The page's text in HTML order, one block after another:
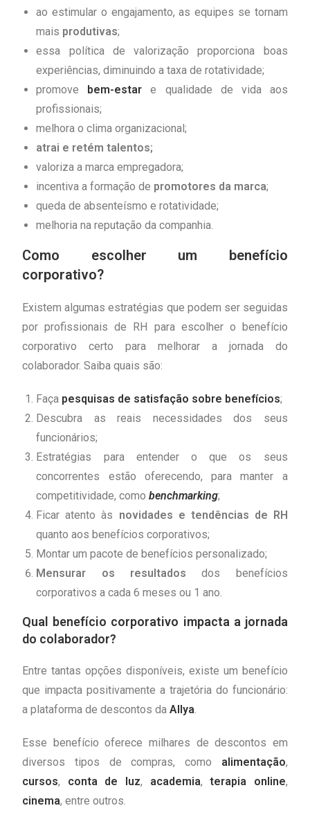
ao estimular o engajamento, as equipes se tornam
mais produtivas;
essa política de valorização proporciona boas
experiências, diminuindo a taxa de rotatividade;
promove bem-estare qualidade de vida aos
profissionais;
melhora o clima organizacional;
atrai e retém talentos;
valoriza a marca empregadora;
incentiva a formação de promotores da marca;
queda de absenteísmo e rotatividade;
melhoria na reputação da companhia.
Como escolher um benefício
corporativo?
Existem algumas estratégias que podem ser seguidas
por profissionais de RH para escolher o benefício
corporativo certo para melhorar a jornada do
colaborador. Saiba quais são:
Faça pesquisas de satisfação sobre benefícios;
Descubra as reais necessidades dos seus
funcionários;
Estratégias para entender o que os seus
concorrentes estão oferecendo, para manter a
competitividade, comobenchmarking;
Ficar atento às novidades e tendências de RH
quanto aos benefícios corporativos;
Montar um pacote de benefícios personalizado;
Mensurar os resultadosdos benefícios
corporativos a cada 6 meses ou 1 ano.
Qual benefício corporativo impacta a jornada
do colaborador?
Entre tantas opções disponíveis, existe um benefício
que impacta positivamente a trajetória do funcionário:
a plataforma de descontos daAllya.
Esse benefício oferece milhares de descontos em
diversos tipos de compras, como alimentação,
cursos, conta de luz, academia,terapia online,
cinema, entre outros.